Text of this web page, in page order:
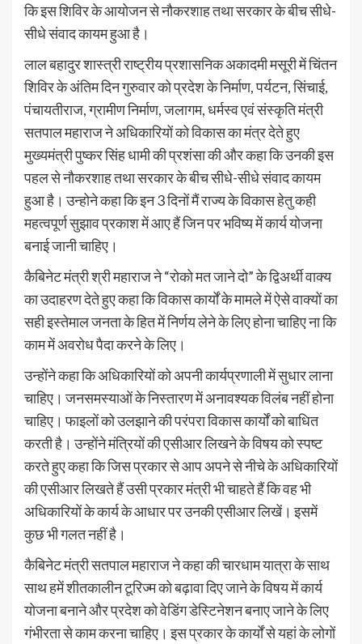
कि इस शिविर के आयोजन से नौकरशाह तथा सरकार के बीच सीधे-
सीधे संवाद कायम हुआ है।
लाल बहादुर शास्त्री राष्ट्रीय प्रशासनिक अकादमी मसूरी में चिंतन
शिविर के अंतिम दिन गुरुवार को प्रदेश के निर्माण, पर्यटन, सिंचाई,
पंचायतीराज, ग्रामीण निर्माण, जलागम, धर्मस्व एवं संस्कृति मंत्री
सतपाल महाराज ने अधिकारियों को विकास का मंत्र देते हुए
मुख्यमंत्री पुष्कर सिंह धामी की प्रशंसा की और कहा कि उनकी इस
पहल से नौकरशाह तथा सरकार के बीच सीधे-सीधे संवाद कायम
हुआ है। उन्होने कहा कि इन 3 दिनों मैं राज्य के विकास हेतु कही
महत्वपूर्ण सुझाव प्रकाश में आए हैं जिन पर भविष्य में कार्य योजना
बनाई जानी चाहिए।
कैबिनेट मंत्री श्री महाराज ने “रोको मत जाने दो” के द्विअर्थी वाक्य
का उदाहरण देते हुए कहा कि विकास कार्यों के मामले में ऐसे वाक्यों का
सही इस्तेमाल जनता के हित में निर्णय लेने के लिए होना चाहिए ना कि
काम में अवरोध पैदा करने के लिए।
उन्होंने कहा कि अधिकारियों को अपनी कार्यप्रणाली में सुधार लाना
चाहिए। जनसमस्याओं के निस्तारण में अनावश्यक विलंब नहीं होना
चाहिए। फाइलों को उलझाने की परंपरा विकास कार्यों को बाधित
करती है। उन्होंने मंत्रियों की एसीआर लिखने के विषय को स्पष्ट
करते हुए कहा कि जिस प्रकार से आप अपने से नीचे के अधिकारियों
की एसीआर लिखते हैं उसी प्रकार मंत्री भी चाहते हैं कि वह भी
अधिकारियों के कार्य के आधार पर उनकी एसीआर लिखें। इसमें
कुछ भी गलत नहीं है।
कैबिनेट मंत्री सतपाल महाराज ने कहा की चारधाम यात्रा के साथ
साथ हमें शीतकालीन टूरिज्म को बढ़ावा दिए जाने के विषय में कार्य
योजना बनाने और प्रदेश को वेडिंग डेस्टिनेशन बनाए जाने के लिए
गंभीरता से काम करना चाहिए। इस प्रकार के कार्यों से यहां के लोगों